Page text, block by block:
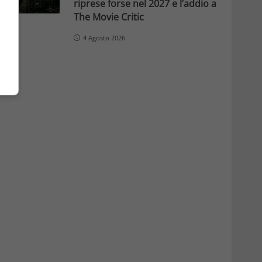
riprese forse nel 2027 e l’addio a
The Movie Critic
4 Agosto 2026